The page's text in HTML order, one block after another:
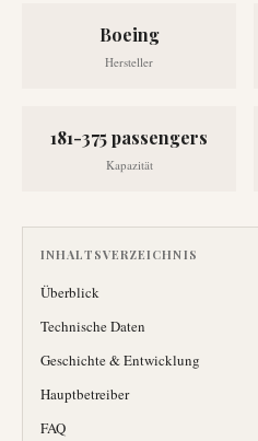
Boeing
Hersteller
181-375 passengers
Kapazität
INHALTSVERZEICHNIS
Überblick
Technische Daten
Geschichte & Entwicklung
Hauptbetreiber
FAQ